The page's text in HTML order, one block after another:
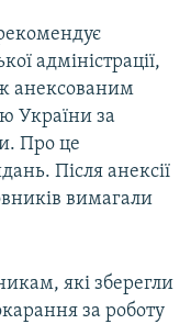
адміністрації,
анексованим
України за
Про це
Після анексії
вимагали
які зберегли
за роботу